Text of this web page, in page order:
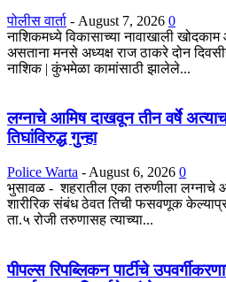
पोलीस वार्ता - August 7, 2026 0
नाशिकमध्ये विकासाच्या नावाखाली
असताना मनसे अध्यक्ष राज ठाकरे दोन
नाशिक | कुंभमेळा कामांसाठी झालेले...
लग्नाचे आमिष दाखवून तीन वर्षे
तिघांविरुद्ध गुन्हा
Police Warta - August 6, 2026 0
भुसावळ - शहरातील एका तरुणीला लग्नाचे
शारीरिक संबंध ठेवत तिची फसवणूक
ता.५ रोजी तरुणासह त्याच्या...
पीपल्स रिपब्लिकन पार्टीचे